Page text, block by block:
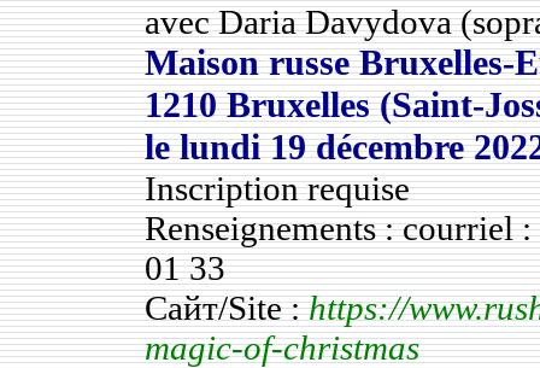
avec Daria Davydova
Maison russe Bruxelles-
1210 Bruxelles (Saint-
lelundi 19 décembre
Inscription requise
Renseignements : courriel :
01 33
Сайт/Site :https://
magic-of-christmas